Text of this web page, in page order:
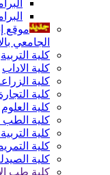
موقع
الجامعي
كلية التربية
كلية الاداب
كلية
كلية
كلية العلوم
كلية الطب
كلية
كلية
كلية
كلية طب